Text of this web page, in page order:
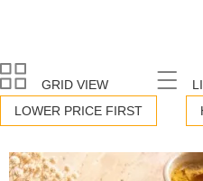
GRID VIEW
LOWER PRICE FIRST